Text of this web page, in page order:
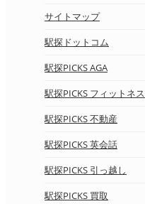
サイトマップ
駅探ドットコム
駅探PICKS AGA
駅探PICKS フィットネス
駅探PICKS 不動産
駅探PICKS 英会話
駅探PICKS 引っ越し
駅探PICKS 買取